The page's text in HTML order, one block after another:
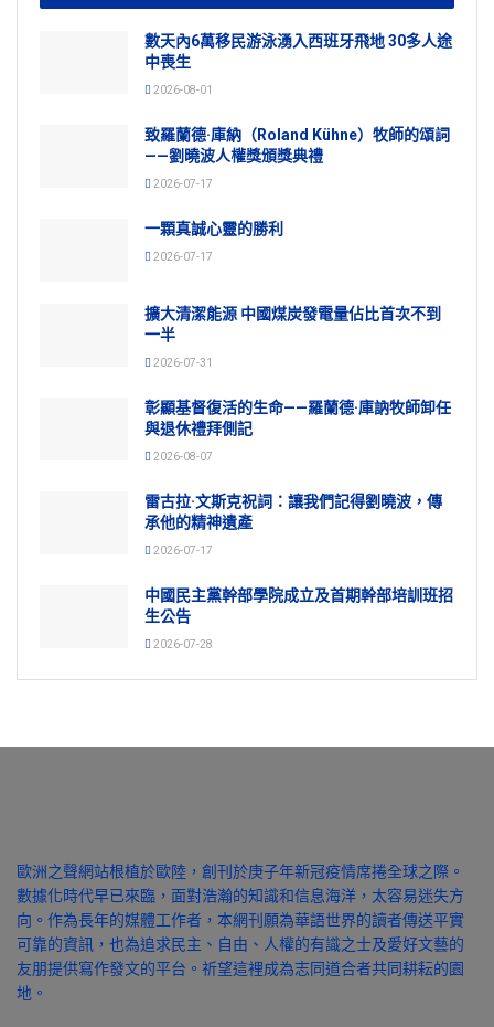
數天內6萬移民游泳湧入西班牙飛地 30多人途
中喪生
2026-08-01
致羅蘭德·庫納（Roland Kühne）牧師的頌詞
——劉曉波人權獎頒獎典禮
2026-07-17
一顆真誠心靈的勝利
2026-07-17
擴大清潔能源 中國煤炭發電量佔比首次不到
一半
2026-07-31
彰顯基督復活的生命——羅蘭德·庫訥牧師卸任
與退休禮拜側記
2026-08-07
雷古拉·文斯克祝詞：讓我們記得劉曉波，傳
承他的精神遺產
2026-07-17
中國民主黨幹部學院成立及首期幹部培訓班招
生公告
2026-07-28
歐洲之聲網站根植於歐陸，創刊於庚子年新冠疫情席捲全球之際。
數據化時代早已來臨，面對浩瀚的知識和信息海洋，太容易迷失方
向。作為長年的媒體工作者，本網刊願為華語世界的讀者傳送平實
可靠的資訊，也為追求民主、自由、人權的有識之士及愛好文藝的
友朋提供寫作發文的平台。祈望這裡成為志同道合者共同耕耘的園
地。